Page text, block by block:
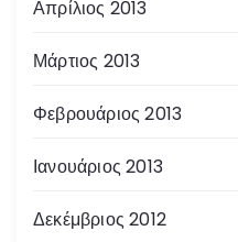
Απρίλιος 2013
Μάρτιος 2013
Φεβρουάριος 2013
Ιανουάριος 2013
Δεκέμβριος 2012